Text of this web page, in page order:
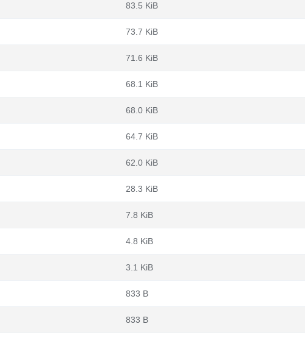
83.5 KiB
73.7 KiB
71.6 KiB
68.1 KiB
68.0 KiB
64.7 KiB
62.0 KiB
28.3 KiB
7.8 KiB
4.8 KiB
3.1 KiB
833 B
833 B